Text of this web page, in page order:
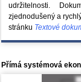
udržitelnosti.
zjednodušený a
stránku Textové
Přímá systémová